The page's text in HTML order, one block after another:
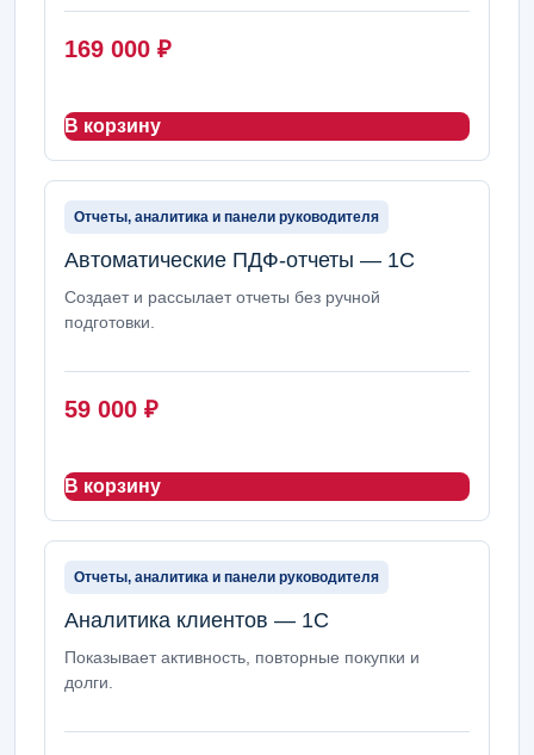
169 000 ₽
В корзину
Отчеты, аналитика и панели руководителя
Автоматические ПДФ-отчеты — 1С
Создает и рассылает отчеты без ручной
подготовки.
59 000 ₽
В корзину
Отчеты, аналитика и панели руководителя
Аналитика клиентов — 1С
Показывает активность, повторные покупки и
долги.